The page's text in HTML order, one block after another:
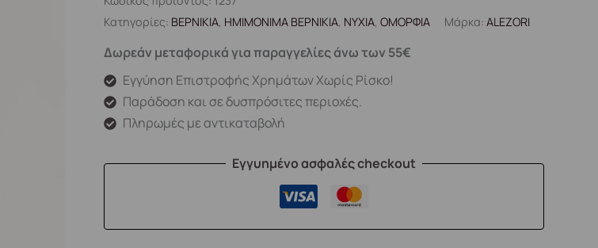
Κατηγορίες: ΒΕΡΝΙΚΙΑ, ΗΜΙΜΟΝΙΜΑ ΒΕΡΝΙΚΙΑ, ΝΥΧΙΑ,ΟΜΟΡΦΙΑ Μάρκα:ALEZORI
Δωρεάν μεταφορικά για παραγγελίες άνω των 55€
Εγγύηση Επιστροφής Χρημάτων Χωρίς Ρίσκο!
Παράδοση και σε δυσπρόσιτες περιοχές.
Πληρωμές με αντικαταβολή
Εγγυημένο ασφαλές checkout